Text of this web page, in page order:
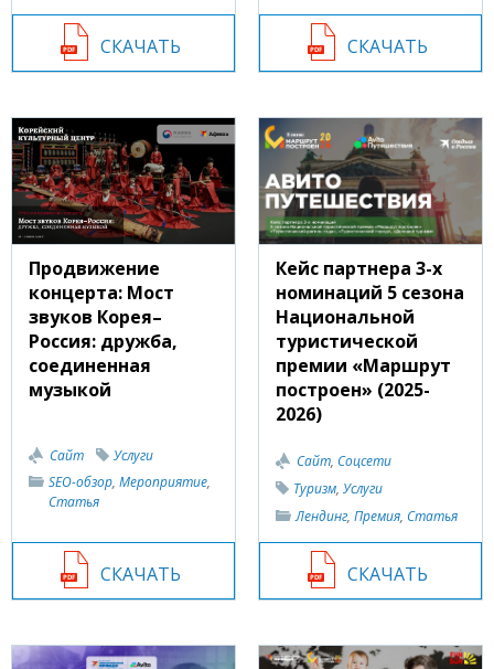
СКАЧАТЬ СКАЧАТЬ
Продвижение
концерта: Мост
звуков Корея–
Россия: дружба,
соединенная
музыкой
Сайт
Услуги
SEO-обзор, Мероприятие,
Статья
СКАЧАТЬ
Кейс партнера 3-х
номинаций 5 сезона
Национальной
туристической
премии «Маршрут
построен» (2025-
2026)
Сайт, Соцсети
Туризм, Услуги
Лендинг, Премия, Статья
СКАЧАТЬ